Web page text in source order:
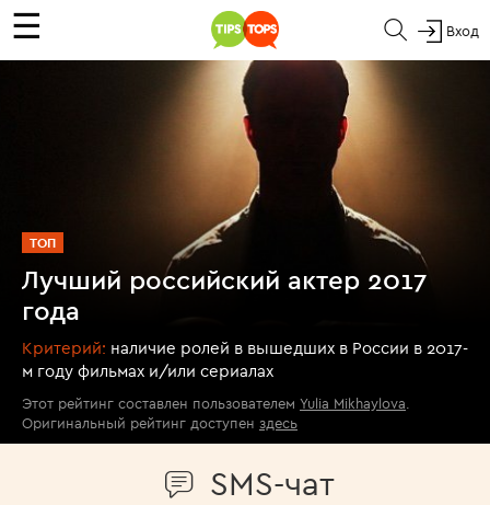
☰ Вход
ТОП
Лучший российский актер 2017
года
Критерий: наличие ролей в вышедших в России в 2017-
м году фильмах и/или сериалах
Этот рейтинг составлен пользователем Yulia Mikhaylova
Оригинальный рейтинг доступен здесь
SMS-чат